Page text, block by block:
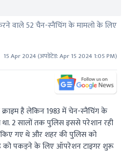
वाले 52 चैन-स्नैचिंग के मामलो के लिए
15 Apr 2024(अपडेटेड:Apr 15 2024 1:05 PM)
है लेकिन 1983 में चेन-स्नैचिंग के
2 सालों तक पुलिस इससे परेशान रही
किए गए थे और शहर की पुलिस को
को पकड़ने के लिए ऑपरेशन टाइगर शुरू